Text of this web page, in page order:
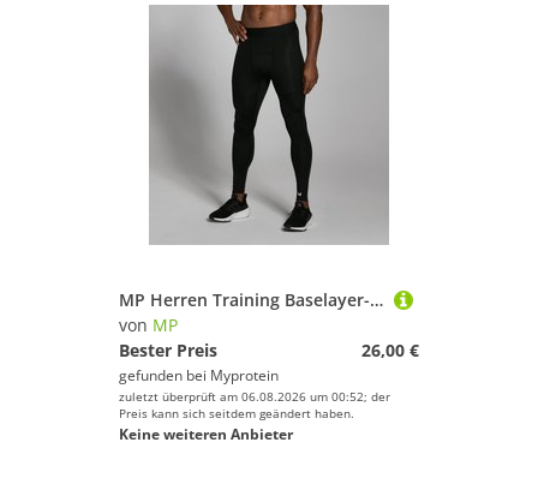
MP Herren Training Baselayer-Leggings – Schwarz - XL
von MP
Bester Preis
26,00 €
gefunden bei Myprotein
zuletzt überprüft am 06.08.2026 um 00:52; der
Preis kann sich seitdem geändert haben.
Keine weiteren Anbieter